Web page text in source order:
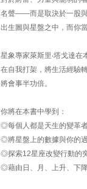
名聲——而是取決於一股與
出生圖與星盤之中，而你
星象專家萊斯里‧塔戈達
在自我打架，將生活經驗
將會事半功倍。
你將在本書中學到：
◎每個人都是天生的變革
◎將星盤上的數據與你的
◎探索12星座改變行動的
◎藉由日、月、上升、下